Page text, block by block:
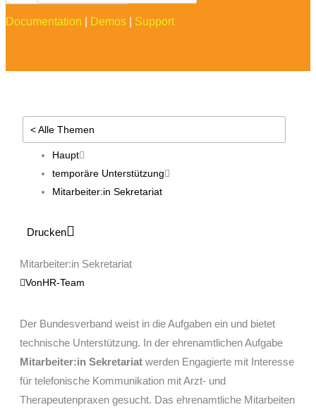
Documentation Demos Support
< Alle Themen
Haupt
temporäre Unterstützung
Mitarbeiter:in Sekretariat
Drucken
Mitarbeiter:in Sekretariat
VonHR-Team
Der Bundesverband weist in die Aufgaben ein und bietet
technische Unterstützung. In der ehrenamtlichen Aufgabe
Mitarbeiter:in Sekretariat werden Engagierte mit Interesse
für telefonische Kommunikation mit Arzt- und
Therapeutenpraxen gesucht. Das ehrenamtliche Mitarbeiten